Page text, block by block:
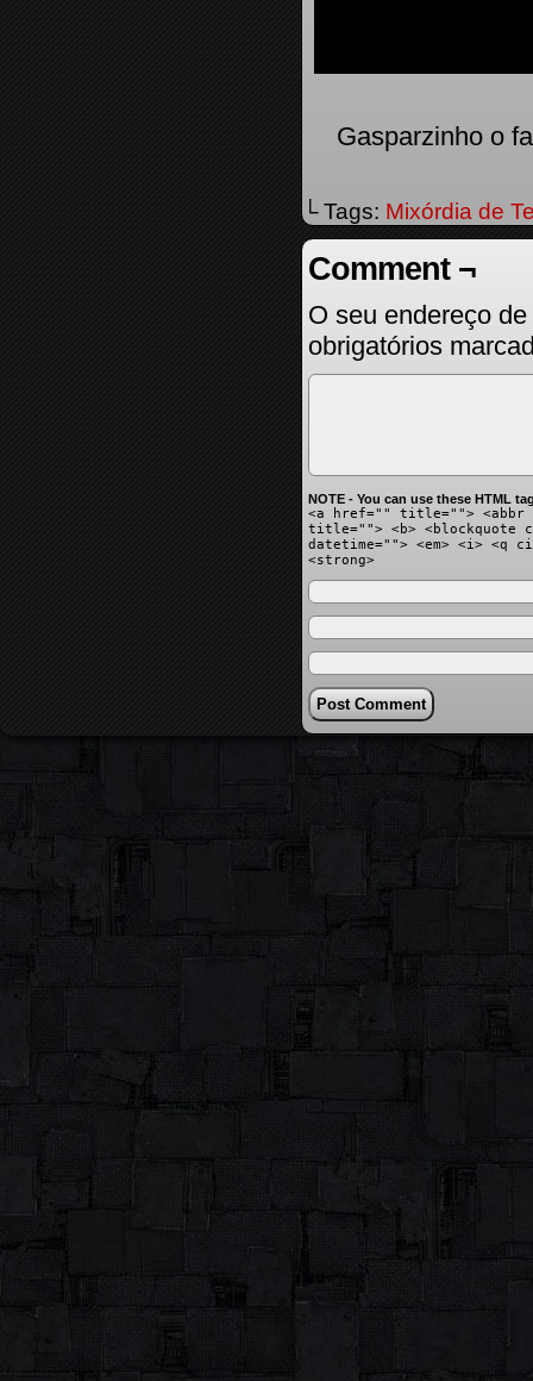
Gasparzinho o
└ Tags: Mixórdia de
Comment ¬
O seu endereço
obrigatórios
NOTE - You can use these HTML
<a href="" title=""> <abbr
title=""> <b> <blockquote
datetime=""> <em> <i> <q
<strong>